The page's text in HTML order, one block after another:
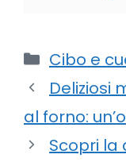
Cibo e
Deliziosi
al forno:
Scopri la